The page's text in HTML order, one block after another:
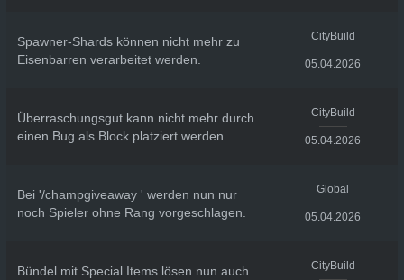
Spawner-Shards können nicht mehr zu
Eisenbarren verarbeitet werden.
CityBuild
05.04.2026
Überraschungsgut kann nicht mehr durch
einen Bug als Block platziert werden.
CityBuild
05.04.2026
Bei '/champgiveaway ' werden nun nur
noch Spieler ohne Rang vorgeschlagen.
Global
05.04.2026
Bündel mit Special Items lösen nun auch
CityBuild